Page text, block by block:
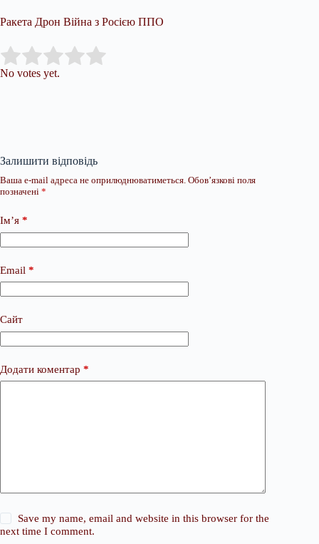
Ракета Дрон Війна з Росією ППО
Rate this item:
No votes yet.
Залишити відповідь
Ваша e-mail адреса не оприлюднюватиметься. Обов’язкові поля
позначені *
Ім’я *
Email *
Сайт
Додати коментар *
Save my name, email and website in this browser for the
next time I comment.